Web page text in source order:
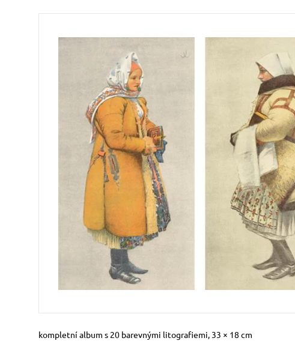
Rozměry
Stručný popis předmětu
kompletní album s 20 barevnými litografiemi, 33 × 18 cm